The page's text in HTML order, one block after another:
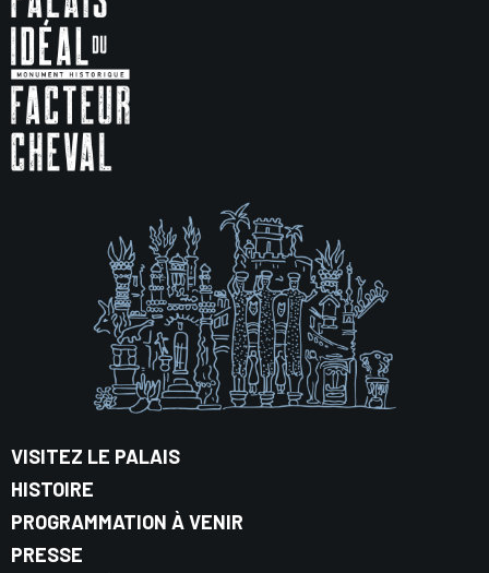
VISITEZ LE PALAIS
HISTOIRE
PROGRAMMATION À VENIR
PRESSE